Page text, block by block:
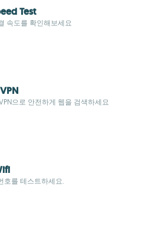
Test
속도를 확인해보세요
으로 안전하게 웹을 검색하세요
호를 테스트하세요.